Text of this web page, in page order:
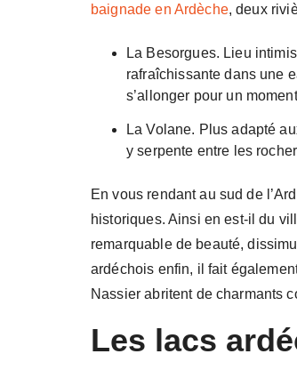
baignade en Ardèche, deux
La Besorgues. Lieu
rafraîchissante dans une
s’allonger pour un
La Volane. Plus adapté
y serpente entre les
En vous rendant au sud de
historiques. Ainsi en est-il du
remarquable de beauté,
ardéchois enfin, il fait
Nassier abritent de charmants
Les lacs